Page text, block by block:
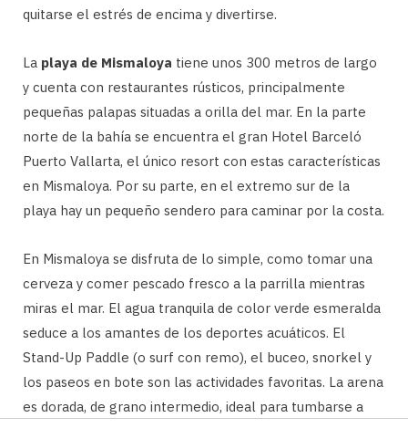
quitarse el estrés de encima y divertirse.
La playa de Mismaloya tiene unos 300 metros de largo
y cuenta con restaurantes rústicos, principalmente
pequeñas palapas situadas a orilla del mar. En la parte
norte de la bahía se encuentra el gran Hotel Barceló
Puerto Vallarta, el único resort con estas características
en Mismaloya. Por su parte, en el extremo sur de la
playa hay un pequeño sendero para caminar por la costa.
En Mismaloya se disfruta de lo simple, como tomar una
cerveza y comer pescado fresco a la parrilla mientras
miras el mar. El agua tranquila de color verde esmeralda
seduce a los amantes de los deportes acuáticos. El
Stand-Up Paddle (o surf con remo), el buceo, snorkel y
los paseos en bote son las actividades favoritas. La arena
es dorada, de grano intermedio, ideal para tumbarse a